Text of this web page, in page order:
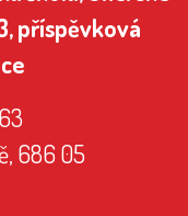
příspěvková
686 05